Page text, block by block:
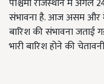
पश्चिमी राजस्थान में अगले
संभावना है. आज असम और
बारिश की संभावना जताई
भारी बारिश होने की